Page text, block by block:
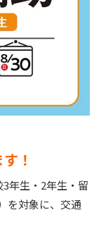
！
年生・2年生・留
を対象に、交通